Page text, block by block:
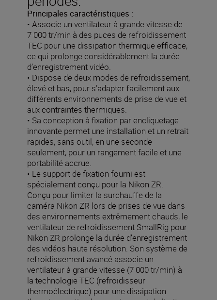
Principales caractéristiques :
• Associe un ventilateur à grande vitesse de
7 000 tr/min à des puces de refroidissement
TEC pour une dissipation thermique efficace,
ce qui prolonge considérablement la durée
d’enregistrement vidéo.
• Dispose de deux modes de refroidissement,
élevé et bas, pour s’adapter facilement aux
différents environnements de prise de vue et
aux contraintes thermiques.
• Sa conception à fixation par encliquetage
innovante permet une installation et un retrait
rapides, sans outil, en une seconde
seulement, pour un rangement facile et une
portabilité accrue.
• Le support de fixation fourni est
spécialement conçu pour la Nikon ZR.
Conçu pour limiter la surchauffe de la
caméra Nikon ZR lors de prises de vue dans
des environnements extrêmement chauds, le
ventilateur de refroidissement SmallRig pour
Nikon ZR prolonge la durée d’enregistrement
des vidéos haute résolution. Son système de
refroidissement avancé associe un
ventilateur à grande vitesse (7 000 tr/min) à
la technologie TEC (refroidisseur
thermoélectrique) pour une dissipation